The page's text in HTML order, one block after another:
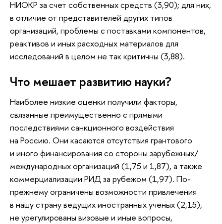
НИОКР за счет собственных средств (3,90); для них,
в отличие от представителей других типов
организаций, проблемы с поставками компонентов,
реактивов и иных расходных материалов для
исследований в целом не так критичны (3,88).
Что мешает развитию науки?
Наиболее низкие оценки получили факторы,
связанные преимущественно с прямыми
последствиями санкционного воздействия
на Россию. Они касаются отсутствия грантового
и иного финансирования со стороны зарубежных/
международных организаций (1,75 и 1,87), а также
коммерциализации РИД за рубежом (1,97). По-
прежнему ограничены возможности привлечения
в нашу страну ведущих иностранных ученых (2,15),
не урегулированы визовые и иные вопросы,